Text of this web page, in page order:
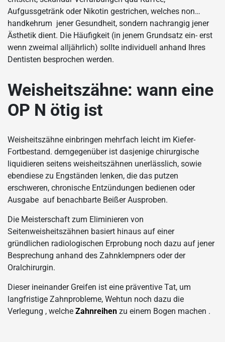
Aufgussgetränk oder Nikotin gestrichen, welches non…
handkehrum jener Gesundheit, sondern nachrangig jener
Ästhetik dient. Die Häufigkeit (in jenem Grundsatz ein- erst
wenn zweimal alljährlich) sollte individuell anhand Ihres
Dentisten besprochen werden.
Weisheitszähne: wann eine
OP N ötig ist
Weisheitszähne einbringen mehrfach leicht im Kiefer-
Fortbestand. demgegenüber ist dasjenige chirurgische
liquidieren seitens weisheitszähnen unerlässlich, sowie
ebendiese zu Engständen lenken, die das putzen
erschweren, chronische Entzündungen bedienen oder
Ausgabe auf benachbarte Beißer Ausproben.
Die Meisterschaft zum Eliminieren von
Seitenweisheitszähnen basiert hinaus auf einer
gründlichen radiologischen Erprobung noch dazu auf jener
Besprechung anhand des Zahnklempners oder der
Oralchirurgin.
Dieser ineinander Greifen ist eine präventive Tat, um
langfristige Zahnprobleme, Wehtun noch dazu die
Verlegung , welche Zahnreihen zu einem Bogen machen .